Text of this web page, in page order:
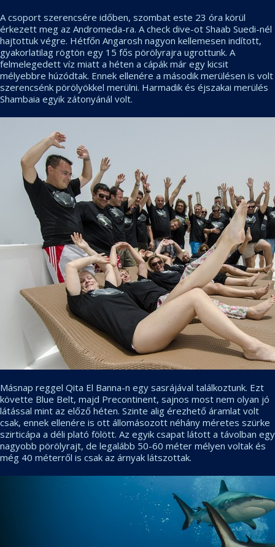
A csoport szerencsére időben, szombat este 23 óra körül
érkezett meg az Andromeda-ra. A check dive-ot Shaab Suedi-nél
hajtottuk végre. Hétfőn Angarosh nagyon kellemesen indított,
gyakorlatilag rögtön egy 15 fős pörölyrajra ugrottunk. A
felmelegedett víz miatt a héten a cápák már egy kicsit
mélyebbre húzódtak. Ennek ellenére a második merülésen is volt
szerencsénk pörölyökkel merülni. Harmadik és éjszakai merülés
Shambaia egyik zátonyánál volt.
Másnap reggel Qita El Banna-n egy sasrájával találkoztunk. Ezt
követte Blue Belt, majd Precontinent, sajnos most nem olyan jó
látással mint az előző héten. Szinte alig érezhető áramlat volt
csak, ennek ellenére is ott állomásozott néhány méretes szürke
szirticápa a déli plató fölött. Az egyik csapat látott a távolban egy
nagyobb pörölyrajt, de legalább 50-60 méter mélyen voltak és
még 40 méterről is csak az árnyak látszottak.